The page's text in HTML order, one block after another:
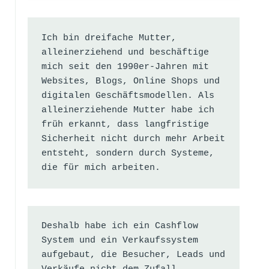
Ich bin dreifache Mutter,
alleinerziehend und beschäftige
mich seit den 1990er-Jahren mit
Websites, Blogs, Online Shops und
digitalen Geschäftsmodellen. Als
alleinerziehende Mutter habe ich
früh erkannt, dass langfristige
Sicherheit nicht durch mehr Arbeit
entsteht, sondern durch Systeme,
die für mich arbeiten.
Deshalb habe ich ein Cashflow
System und ein Verkaufssystem
aufgebaut, die Besucher, Leads und